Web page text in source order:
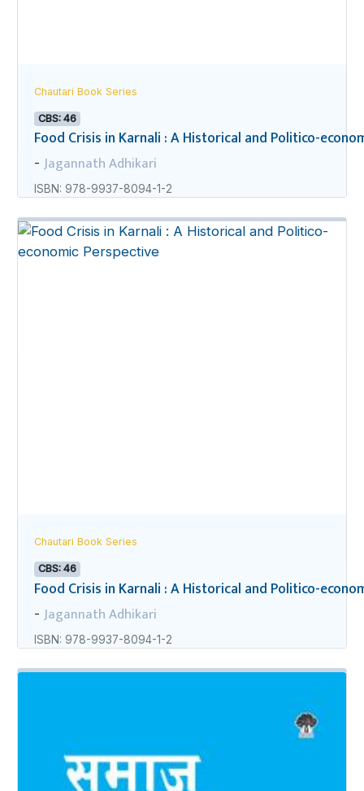
Chautari Book Series
CBS: 46
Food Crisis in Karnali : A Historical and Politico-
- Jagannath Adhikari
ISBN: 978-9937-8094-1-2
Chautari Book Series
CBS: 46
Food Crisis in Karnali : A Historical and Politico-
- Jagannath Adhikari
ISBN: 978-9937-8094-1-2